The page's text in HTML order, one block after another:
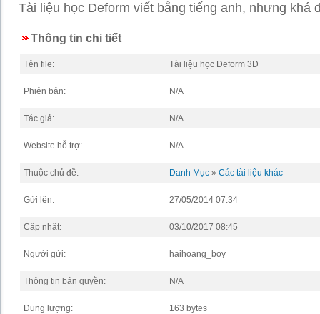
Tài liệu học Deform viết bằng tiếng anh, nhưng khá
Thông tin chi tiết
Tên file: Tài liệu học Deform 3D
Phiên bản: N/A
Tác giả: N/A
Website hỗ trợ: N/A
Thuộc chủ đề: Danh Mục» Các tài liệu khác
Gửi lên: 27/05/2014 07:34
Cập nhật: 03/10/2017 08:45
Người gửi: haihoang_boy
Thông tin bản quyền: N/A
Dung lượng: 163 bytes